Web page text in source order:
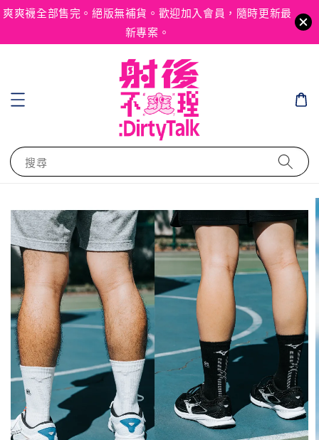
爽爽襪全部售完。絕版無補貨。歡迎加入會員，隨時更新最
新專案。
搜尋